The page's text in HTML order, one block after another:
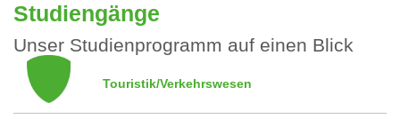
Studiengänge
Unser Studienprogramm auf einen Blick
Touristik/Verkehrswesen